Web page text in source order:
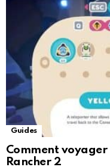
Guides
Comment
Rancher 2